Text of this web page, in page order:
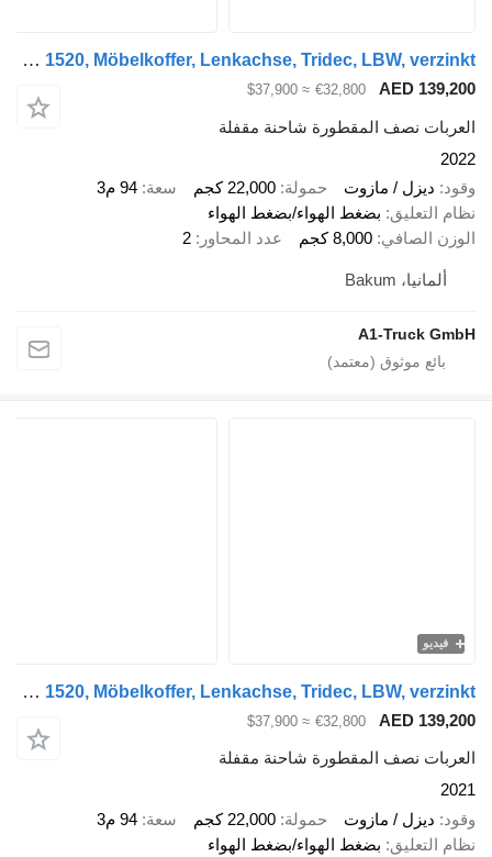
Talson F 1520, Möbelkoffer, Lenkachse, Tridec, LBW, verzinkt
AED
€32,800
≈ $37,900
نصف المقطورة شاحنة مقفلة
ديزل / مازوت حمولة 22,000 كجم سعة
94 م3
التعليق بضغط الهواء/بضغط الهواء
الصافي 8,000 كجم عدد المحاور 2
ألمانيا، Bakum
A1-Truck
فيديو
Talson F 1520, Möbelkoffer, Lenkachse, Tridec, LBW, verzinkt
AED
€32,800
≈ $37,900
نصف المقطورة شاحنة مقفلة
ديزل / مازوت حمولة 22,000 كجم سعة
94 م3
التعليق بضغط الهواء/بضغط الهواء